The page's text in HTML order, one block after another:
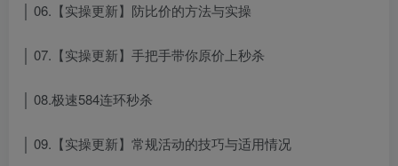
│ 06.【实操更新】防比价的方法与实操
│ 07.【实操更新】手把手带你原价上秒杀
│ 08.极速584连环秒杀
│ 09.【实操更新】常规活动的技巧与适用情况